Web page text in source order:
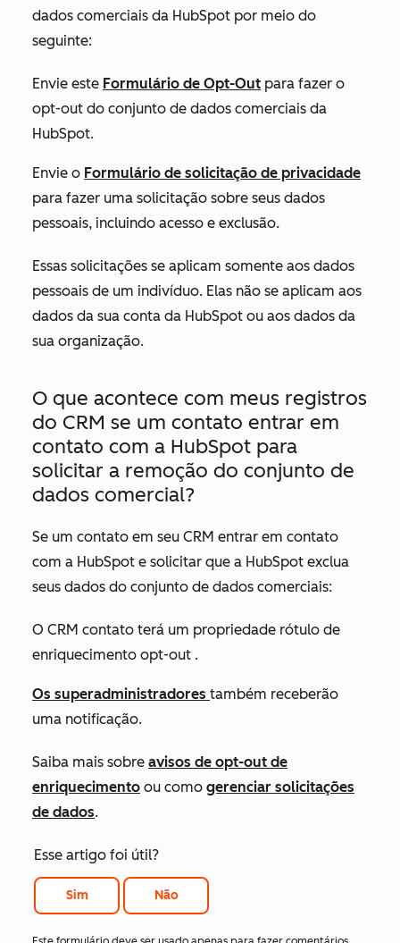
dados comerciais da HubSpot por meio do
seguinte:
Envie este Formulário de Opt-Out para fazer o
opt-out do conjunto de dados comerciais da
HubSpot.
Envie o Formulário de solicitação de privacidade
para fazer uma solicitação sobre seus dados
pessoais, incluindo acesso e exclusão.
Essas solicitações se aplicam somente aos dados
pessoais de um indivíduo. Elas não se aplicam aos
dados da sua conta da HubSpot ou aos dados da
sua organização.
O que acontece com meus registros
do CRM se um contato entrar em
contato com a HubSpot para
solicitar a remoção do conjunto de
dados comercial?
Se um contato em seu CRM entrar em contato
com a HubSpot e solicitar que a HubSpot exclua
seus dados do conjunto de dados comerciais:
O CRM contato terá um propriedade rótulo de
enriquecimento opt-out .
Os superadministradores também receberão
uma notificação.
Saiba mais sobre avisos de opt-out de
enriquecimento ou como gerenciar solicitações
de dados.
Esse artigo foi útil?
Sim Não